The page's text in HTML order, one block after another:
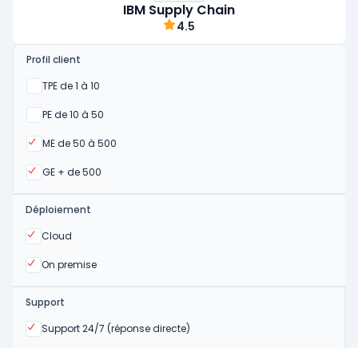
IBM Supply Chain
4.5
Profil client
TPE de 1 à 10
Oui
PE de 10 à 50
Oui
ME de 50 à 500
Oui
GE + de 500
Oui
Déploiement
Cloud
Oui
On premise
Oui
Support
Support 24/7 (réponse directe)
Oui